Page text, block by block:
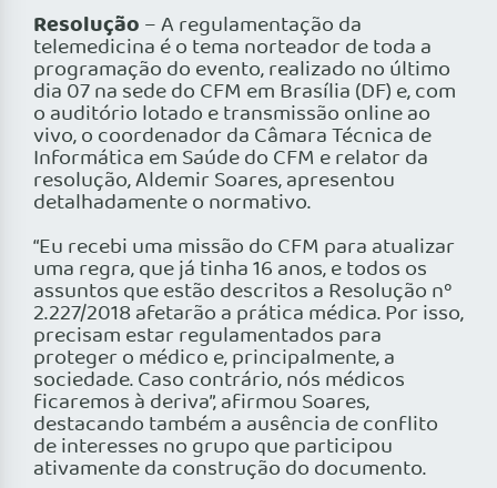
Resolução – A regulamentação da
telemedicina é o tema norteador de toda a
programação do evento, realizado no último
dia 07 na sede do CFM em Brasília (DF) e, com
o auditório lotado e transmissão online ao
vivo, o coordenador da Câmara Técnica de
Informática em Saúde do CFM e relator da
resolução, Aldemir Soares, apresentou
detalhadamente o normativo.
“Eu recebi uma missão do CFM para atualizar
uma regra, que já tinha 16 anos, e todos os
assuntos que estão descritos a Resolução nº
2.227/2018 afetarão a prática médica. Por isso,
precisam estar regulamentados para
proteger o médico e, principalmente, a
sociedade. Caso contrário, nós médicos
ficaremos à deriva”, afirmou Soares,
destacando também a ausência de conflito
de interesses no grupo que participou
ativamente da construção do documento.